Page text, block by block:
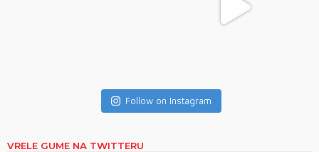
Follow on Instagram
VRELE GUME NA TWITTERU